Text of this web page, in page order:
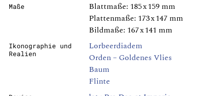
Maße
Blattmaße: 185 x 159 mm
Plattenmaße: 173 x 147 mm
Bildmaße: 167 x 141 mm
Ikonographie und
Realien
Lorbeerdiadem
Orden – Goldenes Vlies
Baum
Flinte